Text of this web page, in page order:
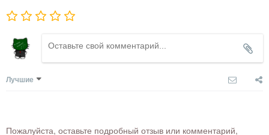
Лучшие
Пожалуйста, оставьте подробный отзыв или комментарий,